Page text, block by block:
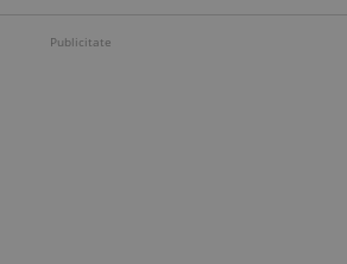
Publicitate